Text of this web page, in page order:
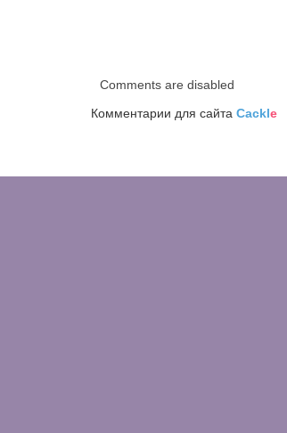
Comments are disabled
Комментарии для сайта Cackle